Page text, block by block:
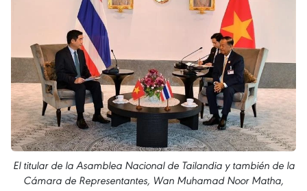
El titular de la Asamblea Nacional de Tailandia y también de la
Cámara de Representantes, Wan Muhamad Noor Matha,